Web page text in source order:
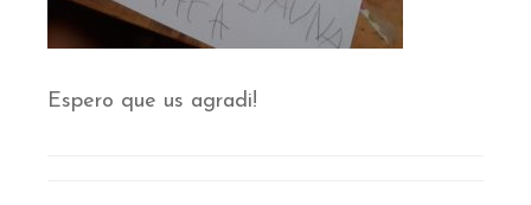
Espero que us agradi!